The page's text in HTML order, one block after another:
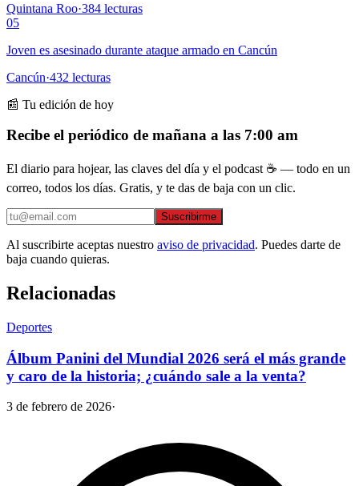
Quintana Roo·384 lecturas
05
Joven es asesinado durante ataque armado en Cancún
Cancún·432 lecturas
📰 Tu edición de hoy
Recibe el periódico de mañana a las 7:00 am
El diario para hojear, las claves del día y el podcast ☕ — todo en un
correo, todos los días. Gratis, y te das de baja con un clic.
Suscribirme
Al suscribirte aceptas nuestro aviso de privacidad. Puedes darte de
baja cuando quieras.
Relacionadas
Deportes
Álbum Panini del Mundial 2026 será el más grande
y caro de la historia; ¿cuándo sale a la venta?
3 de febrero de 2026·